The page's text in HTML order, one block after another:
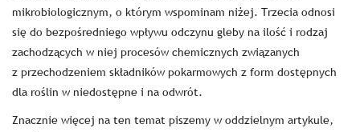
mikrobiologicznym, o którym wspominam niżej. Trzecia odnosi
się do bezpośredniego wpływu odczynu gleby na ilość i rodzaj
zachodzących w niej procesów chemicznych związanych
z przechodzeniem składników pokarmowych z form dostępnych
dla roślin w niedostępne i na odwrót.
Znacznie więcej na ten temat piszemy w oddzielnym artykule,